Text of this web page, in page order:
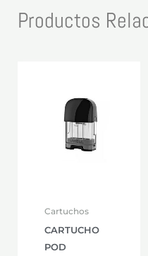
Productos
Cartuchos
CARTUCHO
POD